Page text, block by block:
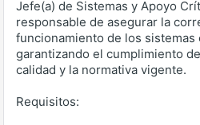
Jefe(a) de Sistemas y Apoyo
responsable de asegurar la
funcionamiento de los sistemas
garantizando el cumplimiento
calidad y la normativa vigente.
Requisitos: